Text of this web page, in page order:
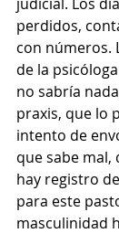
perdidos,
con números.
de la
no sabría
praxis, que lo
intento de
que sabe mal,
hay registro
para este
masculinidad